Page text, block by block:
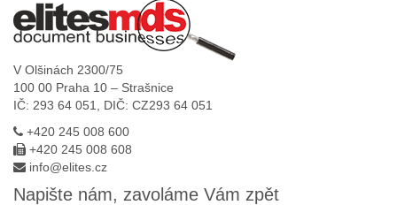
V Olšinách 2300/75
100 00 Praha 10 – Strašnice
IČ: 293 64 051, DIČ: CZ293 64 051
+420 245 008 600
+420 245 008 608
info@elites.cz
Napište nám, zavoláme Vám zpět